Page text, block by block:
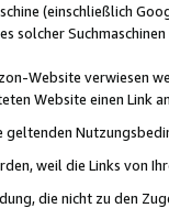
(einschließlich
Suchmaschinen
Website verwiesen
Website einen Link
weil die Links von
die nicht zu den